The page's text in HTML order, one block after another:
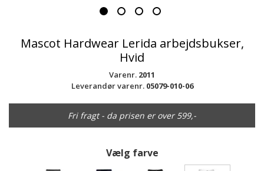
Mascot Hardwear Lerida arbejdsbukser,
Hvid
Varenr. 2011
Leverandør varenr. 05079-010-06
Fri fragt - da prisen er over 599,-
Vælg farve